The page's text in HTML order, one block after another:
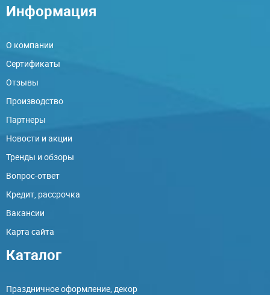
Информация
О компании
Сертификаты
Отзывы
Производство
Партнеры
Новости и акции
Тренды и обзоры
Вопрос-ответ
Кредит, рассрочка
Вакансии
Карта сайта
Каталог
Праздничное оформление, декор